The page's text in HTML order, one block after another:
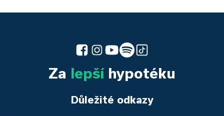
Za lepšíhypotéku
Důležité odkazy